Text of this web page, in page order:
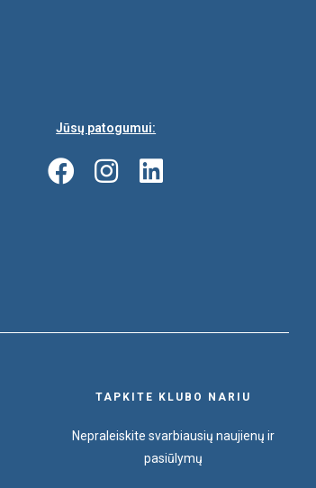
Jūsų patogumui:
TAPKITE KLUBO NARIU
Nepraleiskite svarbiausių naujienų ir
pasiūlymų